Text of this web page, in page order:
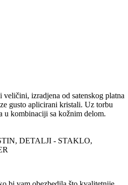
izradjena od satenskog platna
gusto aplicirani kristali. Uz torbu
u kombinaciji sa kožnim delom.
DETALJI - STAKLO,